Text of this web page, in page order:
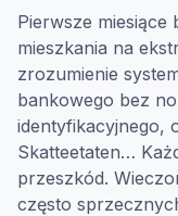
Pierwsze miesiące
mieszkania na
zrozumienie
bankowego bez
identyfikacyjnego,
Skatteetaten…
przeszkód.
często